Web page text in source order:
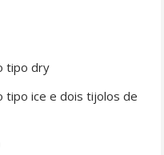
tipo dry
tipo ice e dois tijolos de